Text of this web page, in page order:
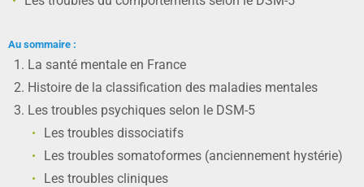
Au sommaire :
La santé mentale en France
Histoire de la classification des maladies mentales
Les troubles psychiques selon le DSM-5
Les troubles dissociatifs
Les troubles somatoformes (anciennement hystérie)
Les troubles cliniques